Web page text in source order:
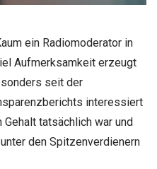
ein Radiomoderator in
Aufmerksamkeit erzeugt
seit der
interessiert
tatsächlich war und
den Spitzenverdienern